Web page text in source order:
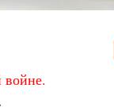
войне.